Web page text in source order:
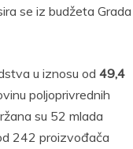
se iz budžeta Grada
u iznosu od 49,4
poljoprivrednih
su 52 mlada
242 proizvođača